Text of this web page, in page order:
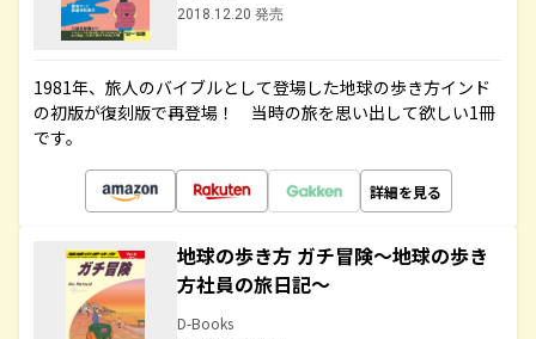
2018.12.20 発売
1981年、旅人のバイブルとして登場した地球の歩き方インド
の初版が復刻版で再登場！ 当時の旅を思い出して欲しい1冊
です。
詳細を見る
地球の歩き方 ガチ冒険～地球の歩き
方社員の旅日記～
D-Books